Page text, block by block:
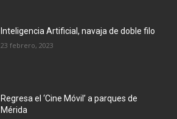
Inteligencia Artificial, navaja de doble filo
23 febrero, 2023
Regresa el ‘Cine Móvil’ a parques de
Mérida